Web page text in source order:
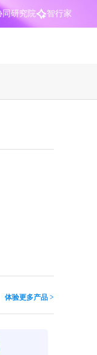
同研究院 智行家
供
体验更多产品 >